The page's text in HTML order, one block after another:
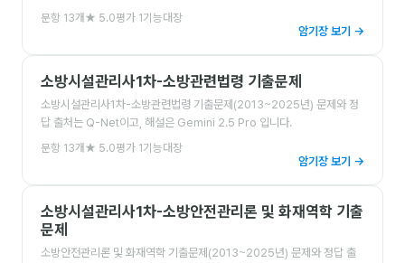
문항 13개 ★ 5.0평가 1기능대장
암기장 보기 →
소방시설관리사1차-소방관련법령 기출문제
소방시설관리사1차-소방관련법령 기출문제(2013~2025년) 문제와 정
답 출처는 Q-Net이고, 해설은 Gemini 2.5 Pro 입니다.
문항 13개 ★ 5.0평가 1기능대장
암기장 보기 →
소방시설관리사1차-소방안전관리론 및 화재역학 기출
문제
소방안전관리론 및 화재역학 기출문제(2013~2025년) 문제와 정답 출